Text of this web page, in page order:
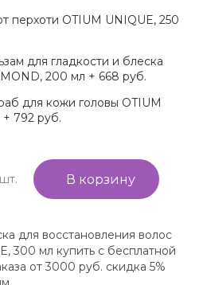
перхоти OTIUM UNIQUE, 250
для гладкости и блеска
200 мл + 668 руб.
для кожи головы OTIUM
+ 792 руб.
шт. В корзину
для восстановления волос
300 мл купить с бесплатной
от 3000 руб. скидка 5%